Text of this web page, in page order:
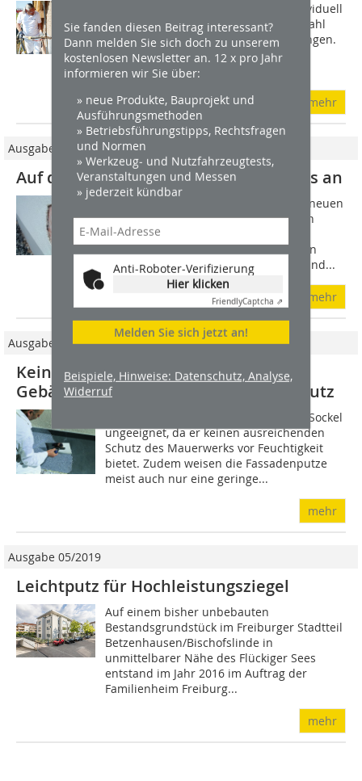
Sie fanden diesen Beitrag interessant?
Dann melden Sie sich doch zu unserem
kostenlosen Newsletter an. 12 x pro Jahr
informieren wir Sie über:
» neue Produkte, Bauprojekt und
Ausführungsmethoden
» Betriebsführungstipps, Rechtsfragen
und Normen
» Werkzeug- und Nutzfahrzeugtests,
Veranstaltungen und Messen
» jederzeit kündbar
Anti-Roboter-Verifizierung
Hier klicken
FriendlyCaptcha ⇗
Melden Sie sich jetzt an!
Beispiele, Hinweise: Datenschutz, Analyse,
Widerruf
Putzfassaden überzeugen durch individuell
gestaltete Oberflächen und eine Vielzahl
verschiedener Strukturen und Körnungen.
Für ein optimales Ergebnis ist neben
fachkundiger Gestaltung vor allem...
mehr
Ausgabe 04/2010
Auf den richtigen Unterputz kommt es an
Besonders unerfreulich sind Risse in neuen
Putzfassaden, wenn diese schon allein
durch die Verwendung des richtigen
Unterputzes hätten vermieden werden
können. Ursächlich für die Schäden sind...
mehr
Ausgabe 09/2008
Kein Widerspruch Arbeiten am
Gebäudesockel mit Abdichtung und Putz
Der klassische Außenputz ist für den Sockel
ungeeignet, da er keinen ausreichenden
Schutz des Mauerwerks vor Feuchtigkeit
bietet. Zudem weisen die Fassadenputze
meist auch nur eine geringe...
mehr
Ausgabe 05/2019
Leichtputz für Hochleistungsziegel
Auf einem bisher unbebauten
Bestandsgrundstück im Freiburger Stadtteil
Betzenhausen/Bischofslinde in
unmittelbarer Nähe des Flückiger Sees
entstand im Jahr 2016 im Auftrag der
Familienheim Freiburg...
mehr